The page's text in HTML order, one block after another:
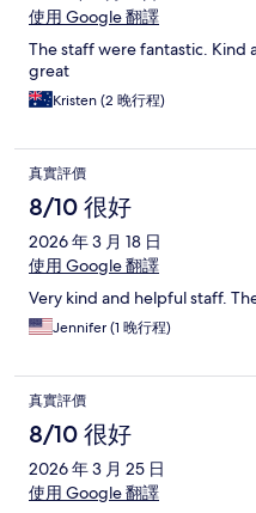
使用 Google 翻譯
The staff were fantastic. Kind
great
Kristen (2 晚行程)
真實評價
8/10 很好
2026 年 3 月 18 日
使用 Google 翻譯
Very kind and helpful staff.
Jennifer (1 晚行程)
真實評價
8/10 很好
2026 年 3 月 25 日
使用 Google 翻譯